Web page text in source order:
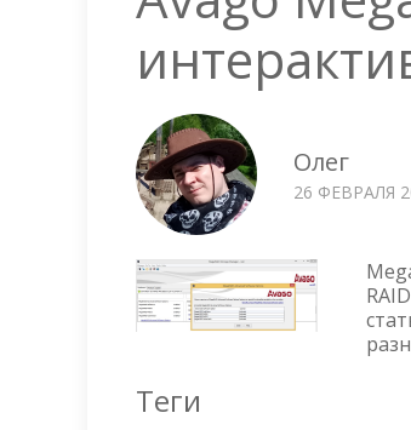
Олег
26 ФЕВРАЛЯ
Теги